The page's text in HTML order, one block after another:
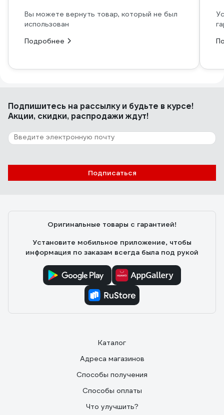
Вы можете вернуть товар, который не был
использован
Подробнее
Подпишитесь на рассылкуи будьте в курсе!
Акции, скидки, распродажи ждут!
Подписаться
Оригинальные товары с гарантией!
Установите мобильное приложение, чтобы
информация по заказам всегда была под рукой
Каталог
Адреса магазинов
Способы получения
Способы оплаты
Что улучшить?